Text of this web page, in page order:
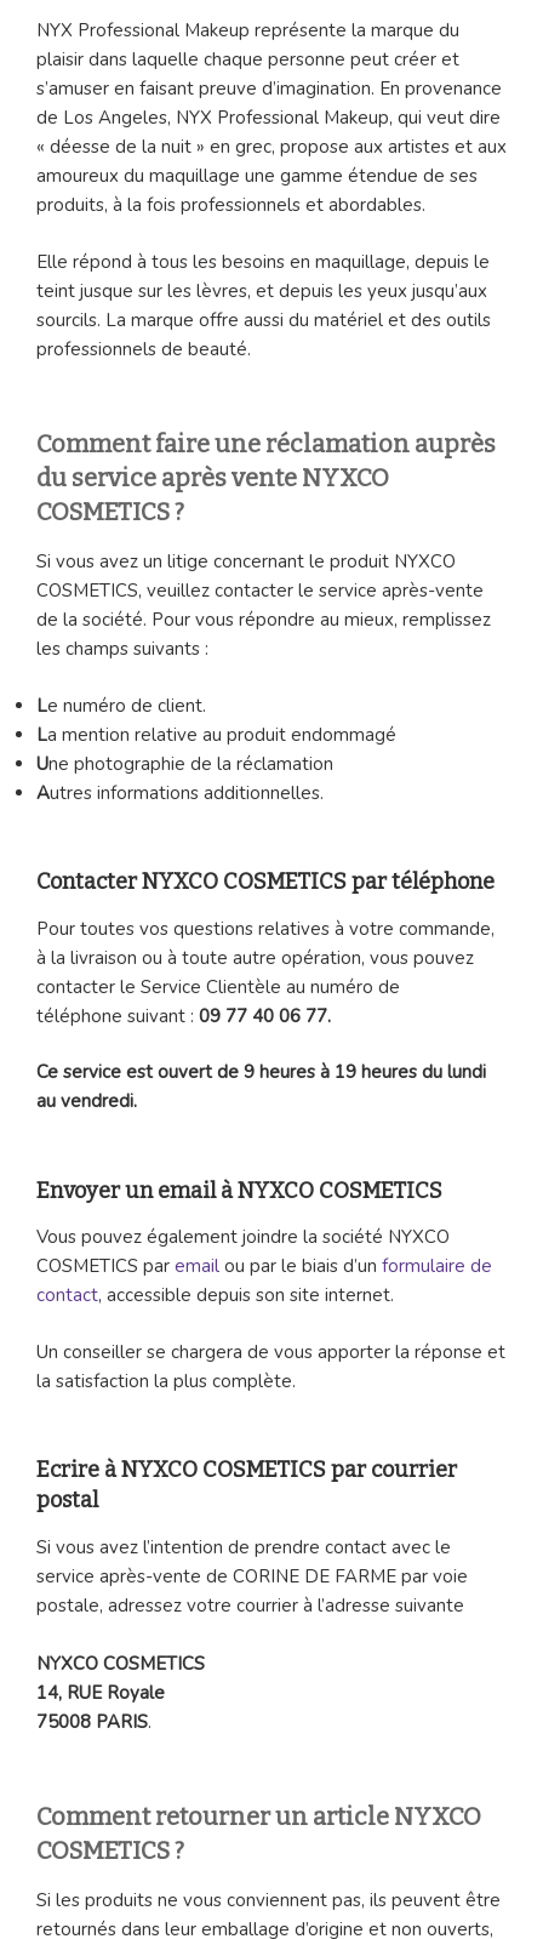
NYX Professional Makeup représente la marque du
plaisir dans laquelle chaque personne peut créer et
s’amuser en faisant preuve d’imagination. En provenance
de Los Angeles, NYX Professional Makeup, qui veut dire
« déesse de la nuit » en grec, propose aux artistes et aux
amoureux du maquillage une gamme étendue de ses
produits, à la fois professionnels et abordables.
Elle répond à tous les besoins en maquillage, depuis le
teint jusque sur les lèvres, et depuis les yeux jusqu’aux
sourcils. La marque offre aussi du matériel et des outils
professionnels de beauté.
Comment faire une réclamation auprès
du service après vente NYXCO
COSMETICS ?
Si vous avez un litige concernant le produit NYXCO
COSMETICS, veuillez contacter le service après-vente
de la société. Pour vous répondre au mieux, remplissez
les champs suivants :
Le numéro de client.
La mention relative au produit endommagé
Une photographie de la réclamation
Autres informations additionnelles.
Contacter NYXCO COSMETICS par téléphone
Pour toutes vos questions relatives à votre commande,
à la livraison ou à toute autre opération, vous pouvez
contacter le Service Clientèle au numéro de
téléphone suivant : 09 77 40 06 77.
Ce service est ouvert de 9 heures à 19 heures du lundi
au vendredi.
Envoyer un email à NYXCO COSMETICS
Vous pouvez également joindre la société NYXCO
COSMETICS par email ou par le biais d’un formulaire de
contact, accessible depuis son site internet.
Un conseiller se chargera de vous apporter la réponse et
la satisfaction la plus complète.
Ecrire à NYXCO COSMETICS par courrier
postal
Si vous avez l’intention de prendre contact avec le
service après-vente de CORINE DE FARME par voie
postale, adressez votre courrier à l’adresse suivante
NYXCO COSMETICS
14, RUE Royale
75008 PARIS.
Comment retourner un article NYXCO
COSMETICS?
Si les produits ne vous conviennent pas, ils peuvent être
retournés dans leur emballage d’origine et non ouverts,